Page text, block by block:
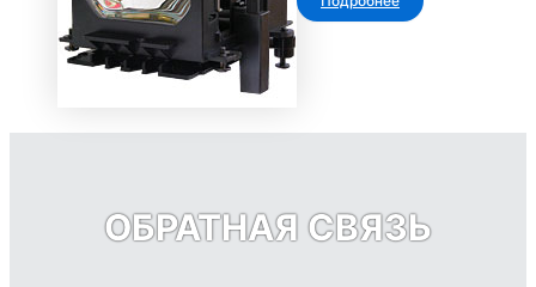
можно
товара.
ОБРАТНАЯ СВЯЗЬ